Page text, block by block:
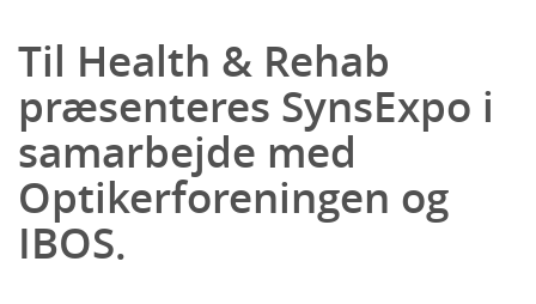
Til Health & Rehab
præsenteres SynsExpo i
samarbejde med
Optikerforeningen og
IBOS.